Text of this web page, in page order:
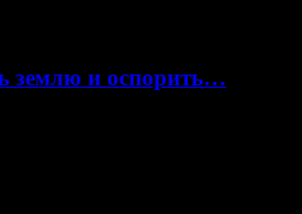
землю и оспорить…